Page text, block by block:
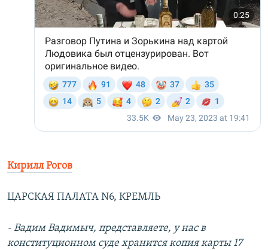
Кирилл Рогов
ЦАРСКАЯ ПАЛАТА N6, КРЕМЛЬ
- Вадим Вадимыч, представляете, у нас в
конституционном суде хранится копия карты 17